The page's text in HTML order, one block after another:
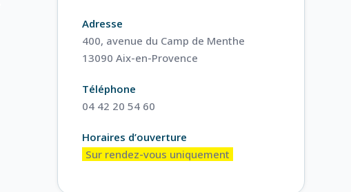
Adresse
400, avenue du Camp de Menthe
13090 Aix-en-Provence
Téléphone
04 42 20 54 60
Horaires d’ouverture
Sur rendez-vous uniquement